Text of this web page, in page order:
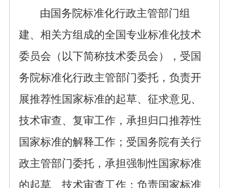
由 国务院标准化行政主管部门组
建、相关方组成的全国专业标准化技术
委员会（以下简称技术委员会），受国
务院标准化行政主管部门委托，负责开
展推荐性国家标准的起草、征求意见、
技术审查、复审工作，承担归口推荐性
国家标准的解释工作；受国务院有关行
政主管部门委托，承担强制性国家标准
的起草、技术审查工作；负责国家标准